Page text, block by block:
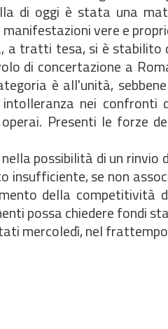
di oggi è stata una
vere e
a tratti tesa, si è
di concertazione a
è all'unità,
nei confronti
Presenti le forze
possibilità di un
insufficiente, se non
della
possa chiedere fondi
mercoledì, nel